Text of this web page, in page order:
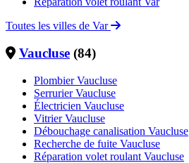
Toutes les villes de Var
Vaucluse (84)
Plombier Vaucluse
Serrurier Vaucluse
Électricien Vaucluse
Vitrier Vaucluse
Débouchage canalisation Vaucluse
Recherche de fuite Vaucluse
Réparation volet roulant Vaucluse